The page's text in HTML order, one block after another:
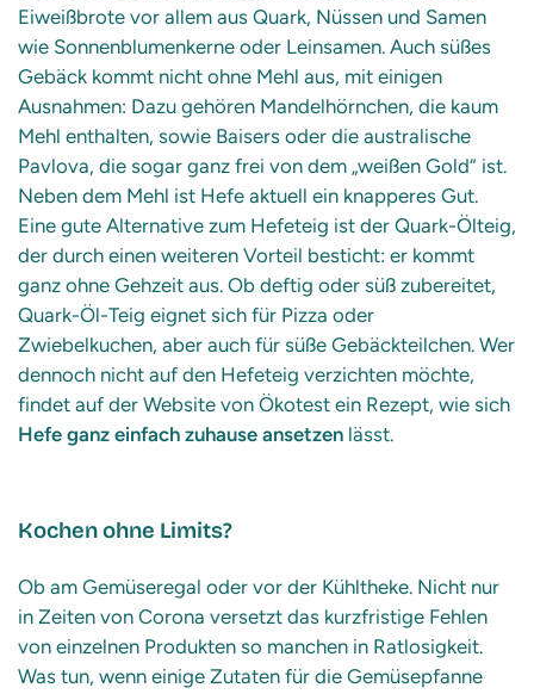
Eiweißbrote vor allem aus Quark, Nüssen und Samen
wie Sonnenblumenkerne oder Leinsamen. Auch süßes
Gebäck kommt nicht ohne Mehl aus, mit einigen
Ausnahmen: Dazu gehören Mandelhörnchen, die kaum
Mehl enthalten, sowie Baisers oder die australische
Pavlova, die sogar ganz frei von dem „weißen Gold“ ist.
Neben dem Mehl ist Hefe aktuell ein knapperes Gut.
Eine gute Alternative zum Hefeteig ist der Quark-Ölteig,
der durch einen weiteren Vorteil besticht: er kommt
ganz ohne Gehzeit aus. Ob deftig oder süß zubereitet,
Quark-Öl-Teig eignet sich für Pizza oder
Zwiebelkuchen, aber auch für süße Gebäckteilchen. Wer
dennoch nicht auf den Hefeteig verzichten möchte,
findet auf der Website von Ökotest ein Rezept, wie sich
Hefe ganz einfach zuhause ansetzen lässt.
Kochen ohne Limits?
Ob am Gemüseregal oder vor der Kühltheke. Nicht nur
in Zeiten von Corona versetzt das kurzfristige Fehlen
von einzelnen Produkten so manchen in Ratlosigkeit.
Was tun, wenn einige Zutaten für die Gemüsepfanne